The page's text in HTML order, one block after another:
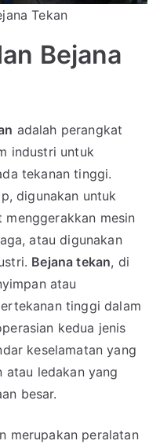
Tekan
Bejana
adalah perangkat
industri untuk
tekanan tinggi.
digunakan untuk
menggerakkan mesin
atau digunakan
Bejana tekan, di
atau
tinggi dalam
kedua jenis
keselamatan yang
ledakan yang
besar.
merupakan peralatan